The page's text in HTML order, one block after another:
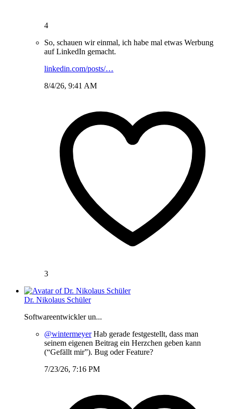
4
So, schauen wir einmal, ich habe mal etwas Werbung
auf LinkedIn gemacht.
linkedin.com/posts/…
8/4/26, 9:41 AM
3
Dr. Nikolaus Schüler
Softwareentwickler un...
@wintermeyerHab gerade festgestellt, dass man
seinem eigenen Beitrag ein Herzchen geben kann
(“Gefällt mir”). Bug oder Feature?
7/23/26, 7:16 PM